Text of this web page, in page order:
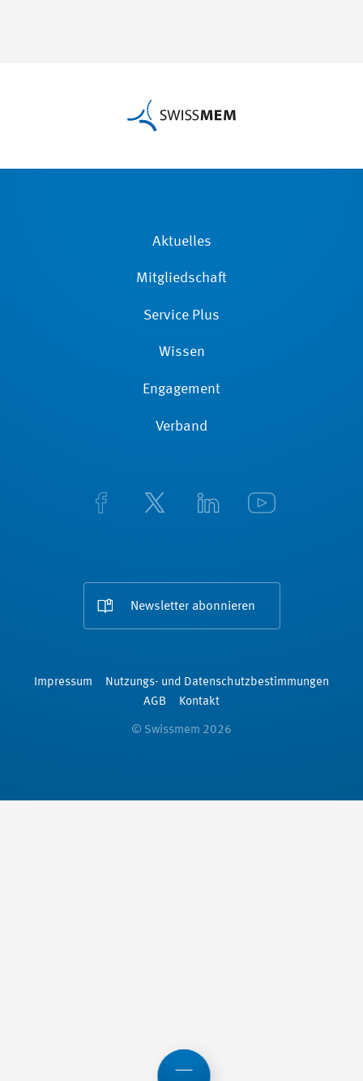
Aktuelles
Mitgliedschaft
Service Plus
Wissen
Engagement
Verband
Newsletter abonnieren
Impressum
Nutzungs- und Datenschutzbestimmungen
AGB
Kontakt
© Swissmem 2026